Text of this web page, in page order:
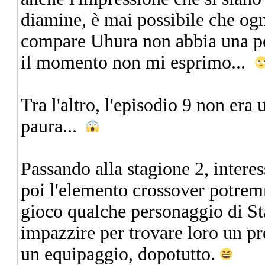
diamine, è mai possibile che
compare Uhura non abbia una
il momento non mi esprimo...
Tra l'altro, l'episodio 9 non era
paura...
Passando alla stagione 2,
poi l'elemento crossover
gioco qualche personaggio di
impazzire per trovare loro un
un equipaggio, dopotutto.